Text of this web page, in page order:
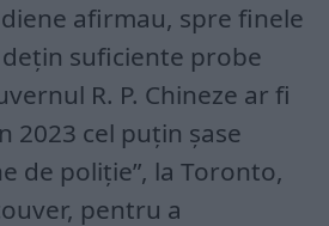
afirmau, spre finele
suficiente probe
R. P. Chineze ar fi
2023 cel puţin şase
de poliţie”, la Toronto,
pentru a